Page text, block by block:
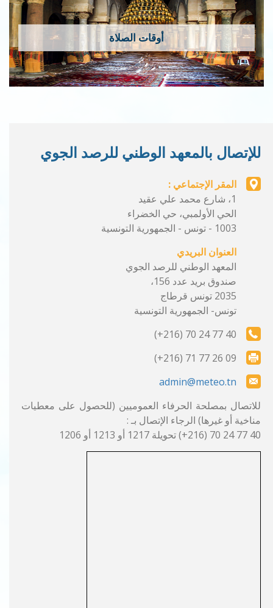
أوقات الصلاة
للإتصال بالمعهد الوطني للرصد الجوي
المقر الإجتماعي :
1، شارع محمد علي عقيد
الحي الأولمبي، حي الخضراء
1003 - تونس - الجمهورية التونسية
العنوان البريدي
المعهد الوطني للرصد الجوي
صندوق بريد عدد 156،
2035 تونس قرطاج
تونس- الجمهورية التونسية
40 77 24 70 (216+)
09 26 77 71 (216+)
admin@meteo.tn
للاتصال بمصلحة الحرفاء العموميين (للحصول على معطيات
مناخية أو غيرها) الرجاء الإتصال بـ :
40 77 24 70 (216+) تحويلة 1217 أو 1213 أو 1206